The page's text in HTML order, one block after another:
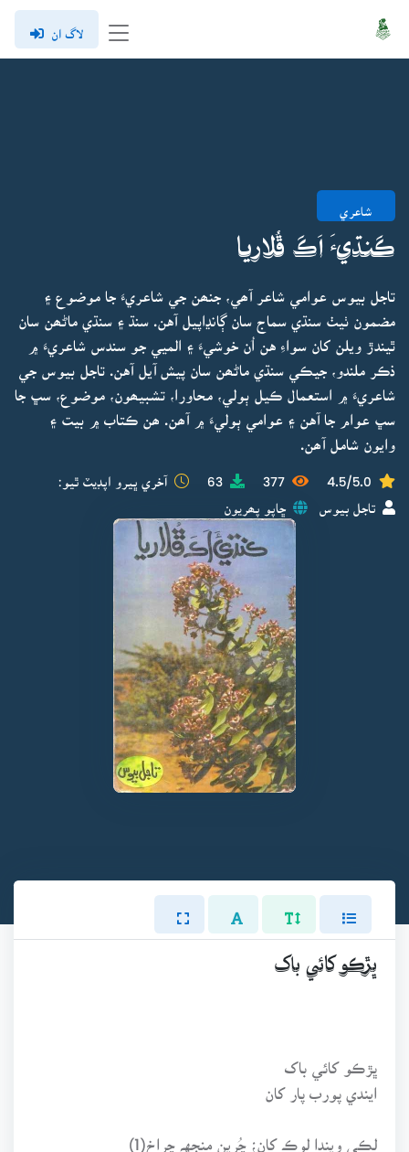
لاگ ان
شاعري
ڪَنڌيءَ اَڪَ ڦُلاريا
تاجل بيوس عوامي شاعر آھي، جنھن جي شاعريءَ جا موضوع ۽
مضمون ٺيٺ سنڌي سماج سان ڳانڍاپيل آهن. سنڌ ۽ سنڌي ماڻھن سان
ٿيندڙ ويلن کان سواءِ هن اُن خوشيءَ ۽ الميي جو سندس شاعريءَ ۾
ذڪر ملندو، جيڪي سنڌي ماڻھن سان پيش آيل آهن. تاجل بيوس جي
شاعريءَ ۾ استعمال ڪيل ٻولي، محاورا، تشبيھون، موضوع، سڀ جا
سڀ عوام جا آهن ۽ عوامي ٻوليءَ ۾ آھن. ھن ڪتاب ۾ بيت ۽
وايون شامل آھن.
4.5/5.0
377
63 آخري ڀيرو اپڊيٽ ٿيو:
تاجل بيوس ڇاپو پھريون
ڀڙڪو کائي باک
ڀڙڪو کائي باک
ايندي پورب پار کان
لِڪي ويندا لوڪ کان؛ چُرين منجهہ چراخ(1)